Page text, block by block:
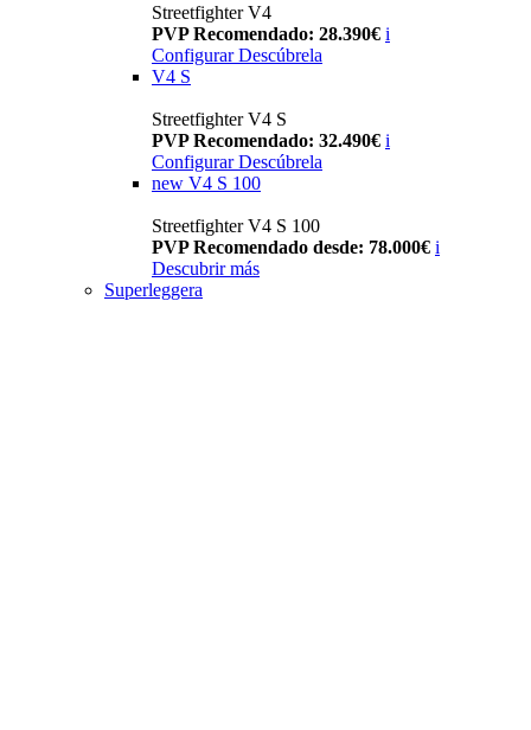
Streetfighter V4
PVP Recomendado: 28.390€ i
Configurar Descúbrela
V4 S
Streetfighter V4 S
PVP Recomendado: 32.490€ i
Configurar Descúbrela
new V4 S 100
Streetfighter V4 S 100
PVP Recomendado desde: 78.000€ i
Descubrir más
Superleggera